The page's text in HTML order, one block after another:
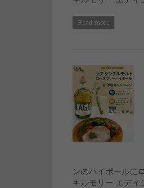
Read more
ンのハイボールに
キルモリー エディ